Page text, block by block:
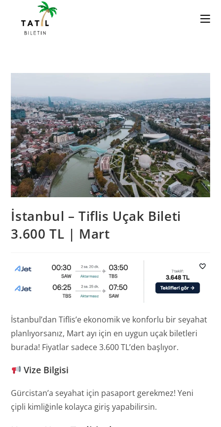
content
İstanbul – Tiflis Uçak Bileti
3.600 TL | Mart
İstanbul’dan Tiflis’e ekonomik ve konforlu bir seyahat
planlıyorsanız, Mart ayı için en uygun uçak biletleri
burada! Fiyatlar sadece 3.600 TL’den başlıyor.
Vize Bilgisi
Gürcistan’a seyahat için pasaport gerekmez! Yeni
çipli kimliğinle kolayca giriş yapabilirsin.